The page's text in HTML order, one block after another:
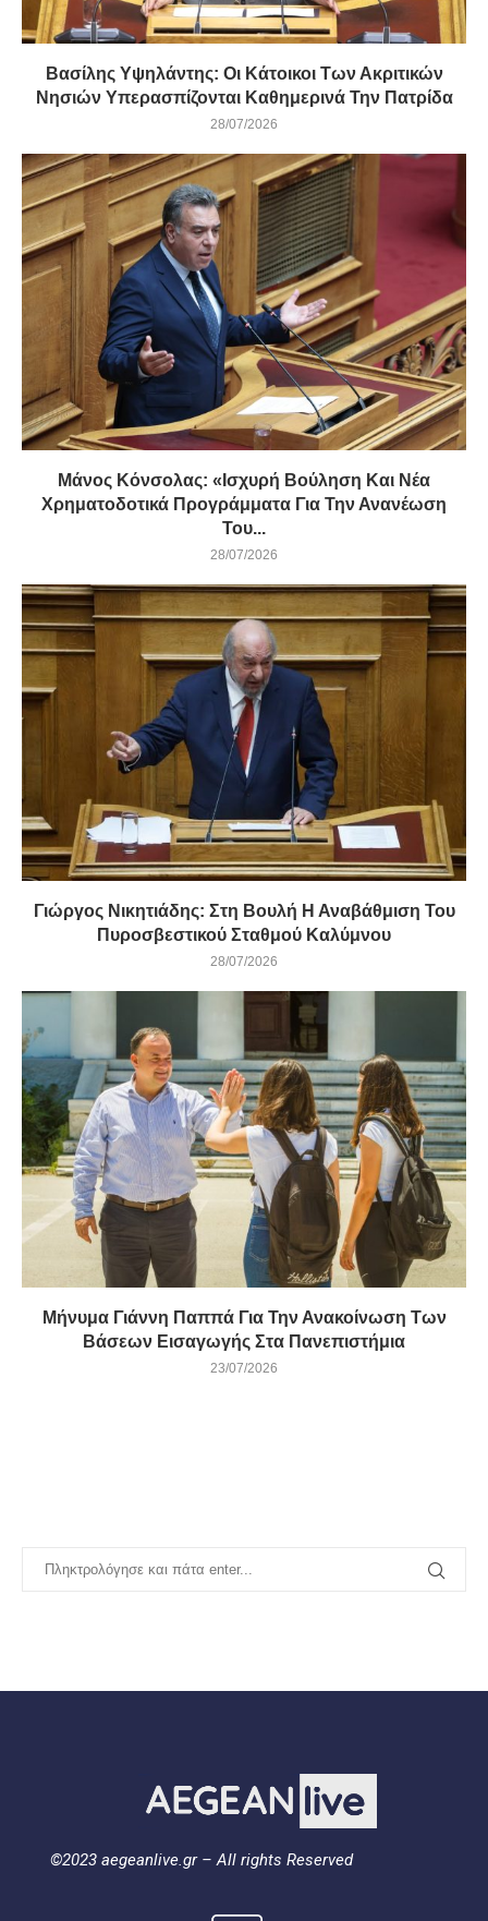
Βασίλης Υψηλάντης: Οι Κάτοικοι Των Ακριτικών
Νησιών Υπερασπίζονται Καθημερινά Την Πατρίδα
28/07/2026
Μάνος Κόνσολας: «Ισχυρή Βούληση Και Νέα
Χρηματοδοτικά Προγράμματα Για Την Ανανέωση
Του...
28/07/2026
Γιώργος Νικητιάδης: Στη Βουλή Η Αναβάθμιση Του
Πυροσβεστικού Σταθμού Καλύμνου
28/07/2026
Μήνυμα Γιάννη Παππά Για Την Ανακοίνωση Των
Βάσεων Εισαγωγής Στα Πανεπιστήμια
23/07/2026
©2023 aegeanlive.gr – All rights Reserved